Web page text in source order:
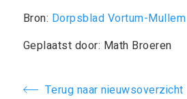
Bron: Dorpsblad Vortum-Mullem
Geplaatst door: Math Broeren
Terug naar nieuwsoverzicht